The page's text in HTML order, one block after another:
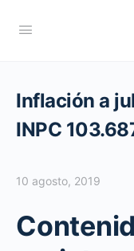
Inflación a
INPC
10 agosto, 2019